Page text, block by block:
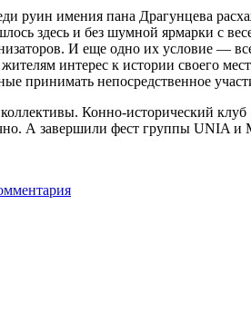
руин имения пана Драгунцева
здесь и без шумной ярмарки с
И еще одно их условие —
интерес к истории своего
принимать непосредственное
Конно-исторический
А завершили фест группы UNIA и